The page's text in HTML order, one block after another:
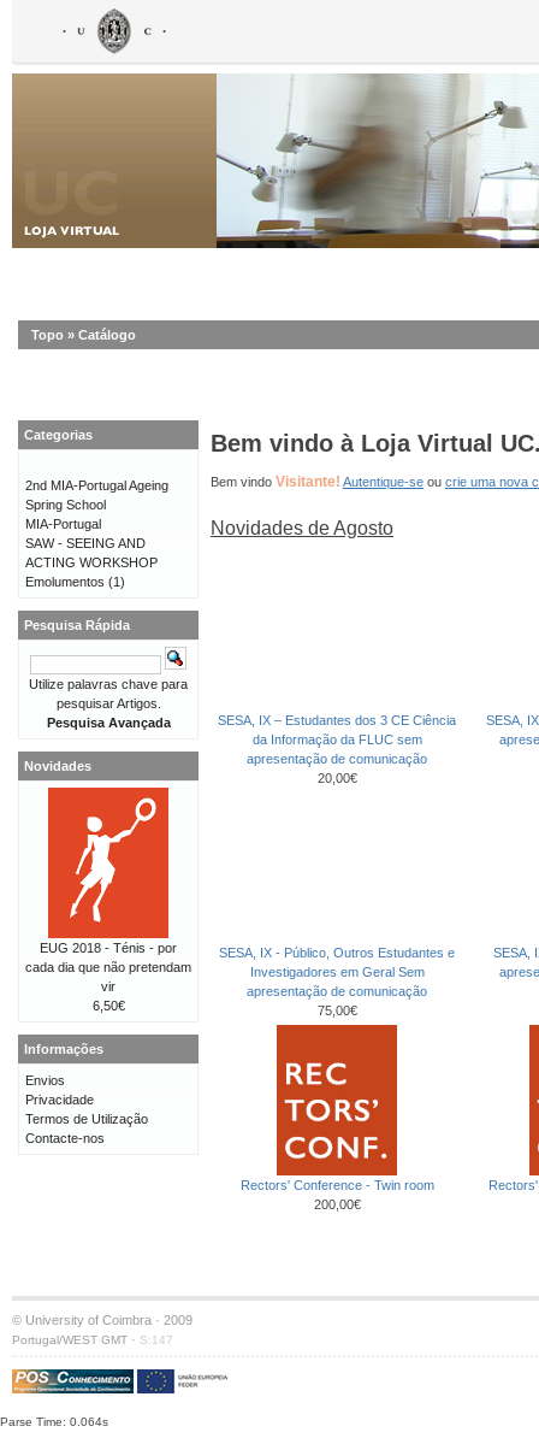
Topo » Catálogo
Bem vindo à Loja Virtual
Bem vindo Visitante! Autentique-se ou crie uma nova
Novidades de Agosto
SESA, IX – Estudantes dos 3 CE Ciência
da Informação da FLUC sem
apresentação de comunicação
20,00€
SESA,
SESA, IX - Público, Outros Estudantes e
Investigadores em Geral Sem
apresentação de comunicação
75,00€
SESA,
Rectors' Conference - Twin room
200,00€
Categorias
2nd MIA-Portugal Ageing
Spring School
MIA-Portugal
SAW - SEEING AND
ACTING WORKSHOP
Emolumentos (1)
Pesquisa Rápida
Utilize palavras chave para
pesquisar Artigos.
Pesquisa Avançada
Novidades
EUG 2018 - Ténis - por
cada dia que não pretendam
vir
6,50€
Informações
Envios
Privacidade
Termos de Utilização
Contacte-nos
© University of Coimbra · 2009
Portugal/WEST GMT · S:147
Parse Time: 0.064s